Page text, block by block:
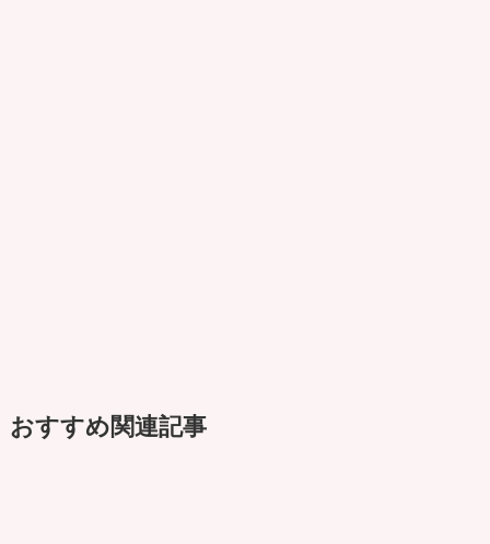
おすすめ関連記事